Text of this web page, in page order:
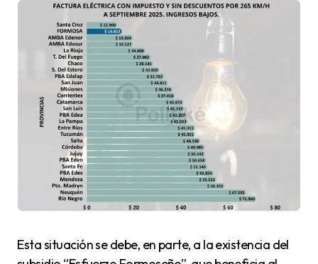
Esta situación se debe, en parte, a la existencia del